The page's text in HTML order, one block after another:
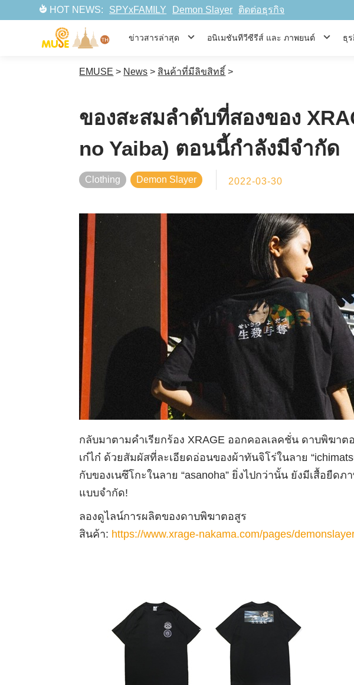
HOT NEWS: SPYxFAMILY Demon Slayer ติดต่อธุรกิจ
ข่าวสารล่าสุด อนิเมชันทีวีซีรีส์ และ ภาพยนต์ ธุ
EMUSE > News > สินค้าที่มีลิขสิทธิ์ >
ของสะสมลำดับที่สองของ
no Yaiba) ตอนนี้กำลังมีจำกัด
Clothing Demon Slayer 2022-03-30
กลับมาตามคำเรียกร้อง XRAGE ออกคอลเลคชั่น ดาบพิฆาต
เก๋ไก๋ ด้วยสัมผัสที่ละเอียดอ่อนของผ้าทันจิโร่ในลาย
กับของเนซึโกะในลาย “asanoha” ยิ่งไปกว่านั้น ยังมีเสื้อยื
แบบจำกัด!
ลองดูไลน์การผลิตของดาบพิฆาตอสูร
สินค้า: https://www.xrage-nakama.com/pages/